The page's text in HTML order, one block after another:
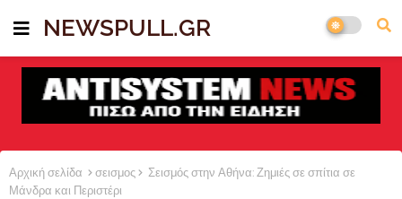
NEWSPULL.GR
Αρχική σελίδα σεισμος
Σεισμός στην Αθήνα: Ζημιές σε σπίτια σε
Μάνδρα και Περιστέρι